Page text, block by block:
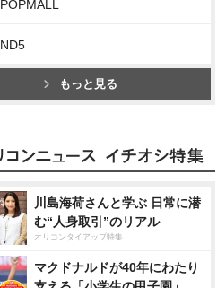
POPMALL
ND5
もっと見る
川島海荷さんと学ぶ 日常に潜
む“人身取引”のリアル
オリコンタイアップ特集
マクドナルドが40年にわたり